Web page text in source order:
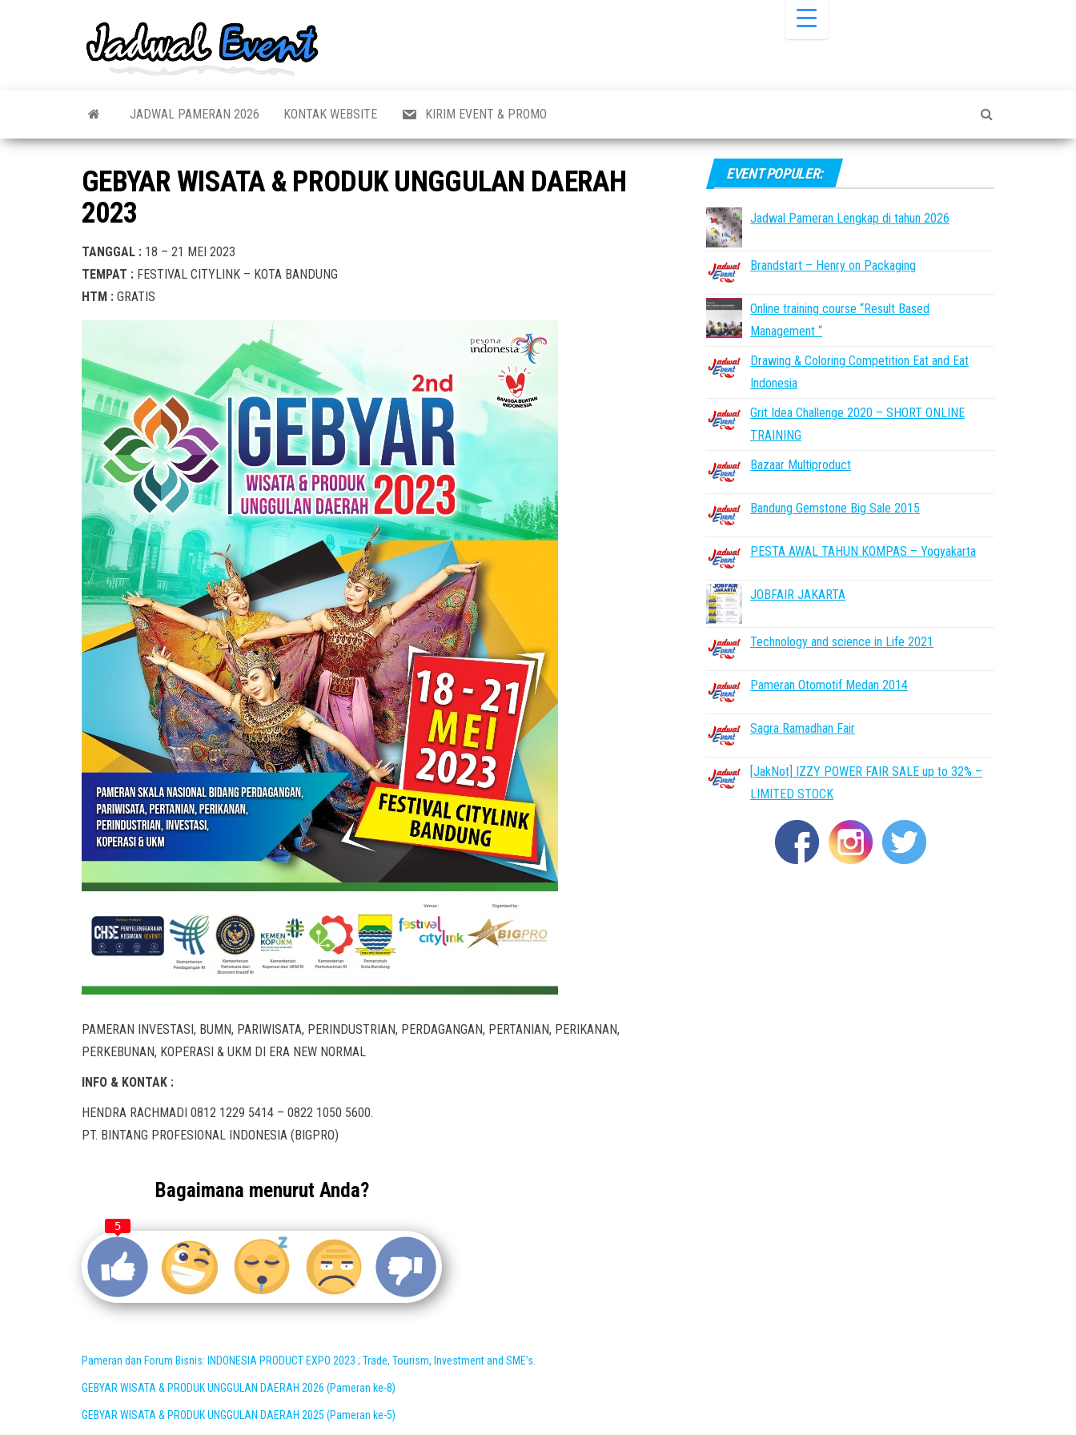
Pameran,
Acara &
Terbaru
Seminar,
Bazaar,
Job Fair,
Lomba dll.
JADWAL PAMERAN 2026 KONTAK WEBSITE KIRIM EVENT & PROMO
GEBYAR WISATA & PRODUK UNGGULAN DAERAH
2023
TANGGAL : 18 – 21 MEI 2023
TEMPAT : FESTIVAL CITYLINK – KOTA BANDUNG
HTM : GRATIS
PAMERAN INVESTASI, BUMN, PARIWISATA, PERINDUSTRIAN, PERDAGANGAN, PERTANIAN, PERIKANAN,
PERKEBUNAN, KOPERASI & UKM DI ERA NEW NORMAL
INFO & KONTAK :
HENDRA RACHMADI 0812 1229 5414 – 0822 1050 5600.
PT. BINTANG PROFESIONAL INDONESIA (BIGPRO)
Bagaimana menurut Anda?
5
Pameran dan Forum Bisnis: INDONESIA PRODUCT EXPO 2023 ; Trade, Tourism, Investment and SME’s.
GEBYAR WISATA & PRODUK UNGGULAN DAERAH 2026 (Pameran ke-8)
GEBYAR WISATA & PRODUK UNGGULAN DAERAH 2025 (Pameran ke-5)
EVENT POPULER:
Jadwal Pameran Lengkap di tahun 2026
Brandstart – Henry on Packaging
Online training course “Result Based
Management “
Drawing & Coloring Competition Eat and Eat
Indonesia
Grit Idea Challenge 2020 – SHORT ONLINE
TRAINING
Bazaar Multiproduct
Bandung Gemstone Big Sale 2015
PESTA AWAL TAHUN KOMPAS – Yogyakarta
JOBFAIR JAKARTA
Technology and science in Life 2021
Pameran Otomotif Medan 2014
Sagra Ramadhan Fair
[JakNot] IZZY POWER FAIR SALE up to 32% –
LIMITED STOCK